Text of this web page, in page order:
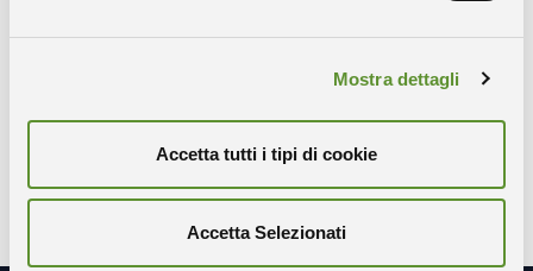
Mostra dettagli
Accetta tutti i tipi di cookie
Accetta Selezionati
Condividi